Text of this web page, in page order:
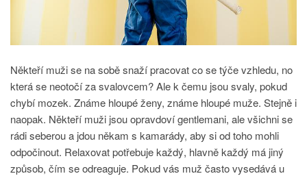
Někteří muži se na sobě snaží pracovat co se týče vzhledu, no
která se neotočí za svalovcem? Ale k čemu jsou svaly, pokud
chybí mozek. Známe hloupé ženy, známe hloupé muže. Stejně i
naopak. Někteří muži jsou opravdoví gentlemani, ale všichni se
rádi seberou a jdou někam s kamarády, aby si od toho mohli
odpočinout. Relaxovat potřebuje každý, hlavně každý má jiný
způsob, čím se odreaguje. Pokud vás muž často vysedává u